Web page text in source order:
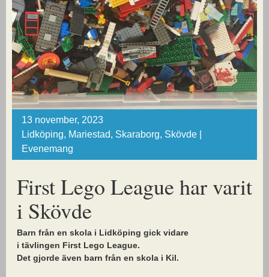
13 november, 2023
Lidköping, Mariestad, Skaraborg, Skövde |
Evenemang
First Lego League har varit
i Skövde
Barn från en skola i Lidköping gick vidare
i tävlingen First Lego League.
Det gjorde även barn från en skola i Kil.